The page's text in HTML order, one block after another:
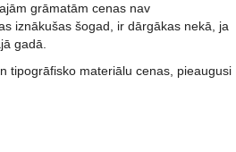
grāmatām cenas nav
iznākušas šogad, ir dārgākas nekā, ja
gadā.
tipogrāfisko materiālu cenas, pieaugusi